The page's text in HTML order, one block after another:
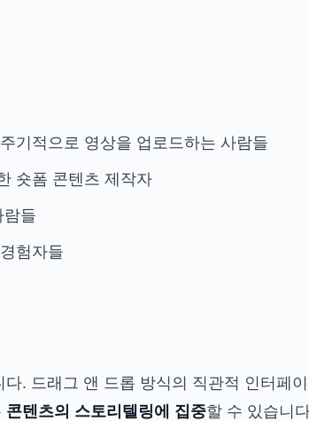
기적으로 영상을 업로드하는 사람들
숏폼 콘텐츠 제작자
들
험자들
다. 드래그 앤 드롭 방식의 직관적 인터페
콘텐츠의 스토리텔링에 집중할 수 있습니